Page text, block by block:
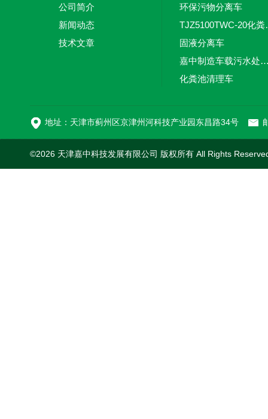
公司简介
新闻动态
技术文章
环保污物分离车
固液分离车
嘉中制造车载污水处理设备-环
化粪池清理车
地址：天津市蓟州区京津州河科技产业园东昌路34号
©2026 天津嘉中科技发展有限公司 版权所有 All Rights